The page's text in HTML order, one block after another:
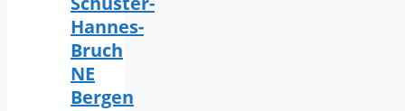
Hannes-
Bruch
NE
Bergen